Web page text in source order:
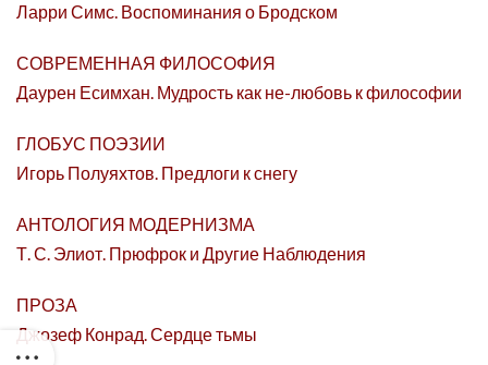
Ларри Симс. Воспоминания о Бродском
СОВРЕМЕННАЯ ФИЛОСОФИЯ
Даурен Есимхан. Мудрость как не-любовь к философии
ГЛОБУС ПОЭЗИИ
Игорь Полуяхтов. Предлоги к снегу
АНТОЛОГИЯ МОДЕРНИЗМА
Т. С. Элиот. Прюфрок и Другие Наблюдения
ПРОЗА
Джозеф Конрад. Сердце тьмы